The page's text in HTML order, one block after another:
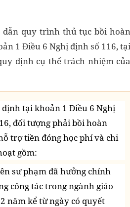
dẫn quy trình thủ tục bồi hoàn
1 Điều 6 Nghị định số 116, tại
định cụ thể trách nhiệm của
định tại khoản 1 Điều 6 Nghị
đối tượng phải bồi hoàn
trợ tiền đóng học phí và chi
gồm:
sư phạm đã hưởng chính
công tác trong ngành giáo
năm kể từ ngày có quyết